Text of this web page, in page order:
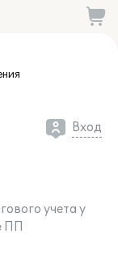
Вход
учета у
ПП